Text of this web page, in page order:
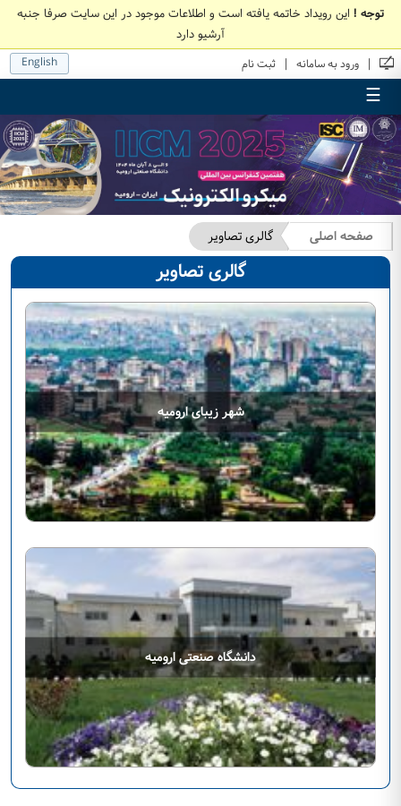
توجه ! این رویداد خاتمه یافته است و اطلاعات موجود در این سایت صرفا جنبه
آرشیو دارد
| ورود به سامانه | ثبت نام English
☰
صفحه اصلی گالری تصاویر
گالری تصاویر
شهر زیبای ارومیه
دانشگاه صنعتی ارومیه